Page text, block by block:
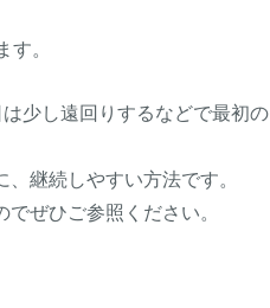
。
少し遠回りするなどで最初の
継続しやすい方法です。
ぜひご参照ください。